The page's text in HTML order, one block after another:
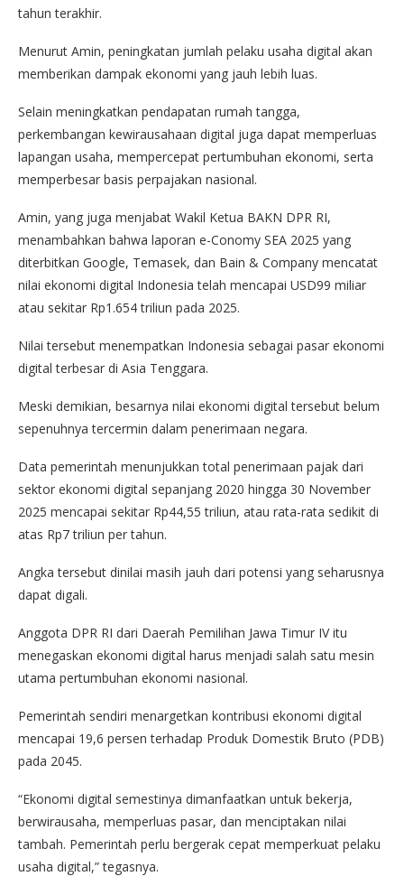
tahun terakhir.
Menurut Amin, peningkatan jumlah pelaku usaha digital akan
memberikan dampak ekonomi yang jauh lebih luas.
Selain meningkatkan pendapatan rumah tangga,
perkembangan kewirausahaan digital juga dapat memperluas
lapangan usaha, mempercepat pertumbuhan ekonomi, serta
memperbesar basis perpajakan nasional.
Amin, yang juga menjabat Wakil Ketua BAKN DPR RI,
menambahkan bahwa laporan e-Conomy SEA 2025 yang
diterbitkan Google, Temasek, dan Bain & Company mencatat
nilai ekonomi digital Indonesia telah mencapai USD99 miliar
atau sekitar Rp1.654 triliun pada 2025.
Nilai tersebut menempatkan Indonesia sebagai pasar ekonomi
digital terbesar di Asia Tenggara.
Meski demikian, besarnya nilai ekonomi digital tersebut belum
sepenuhnya tercermin dalam penerimaan negara.
Data pemerintah menunjukkan total penerimaan pajak dari
sektor ekonomi digital sepanjang 2020 hingga 30 November
2025 mencapai sekitar Rp44,55 triliun, atau rata-rata sedikit di
atas Rp7 triliun per tahun.
Angka tersebut dinilai masih jauh dari potensi yang seharusnya
dapat digali.
Anggota DPR RI dari Daerah Pemilihan Jawa Timur IV itu
menegaskan ekonomi digital harus menjadi salah satu mesin
utama pertumbuhan ekonomi nasional.
Pemerintah sendiri menargetkan kontribusi ekonomi digital
mencapai 19,6 persen terhadap Produk Domestik Bruto (PDB)
pada 2045.
“Ekonomi digital semestinya dimanfaatkan untuk bekerja,
berwirausaha, memperluas pasar, dan menciptakan nilai
tambah. Pemerintah perlu bergerak cepat memperkuat pelaku
usaha digital,” tegasnya.